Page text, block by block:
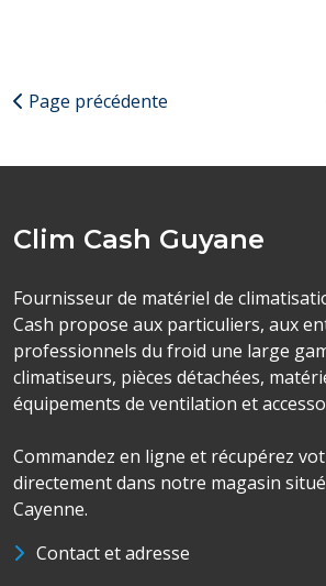
Page précédente
Clim Cash Guyane
Fournisseur de matériel de
Cash propose aux particuliers, aux
professionnels du froid une large
climatiseurs, pièces détachées,
équipements de ventilation et
Commandez en ligne et récupérez
directement dans notre magasin
Cayenne.
Contact et adresse